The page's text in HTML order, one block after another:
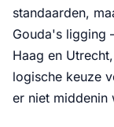
standaarden,
Gouda's ligging
Haag en
logische keuze
er niet middenin